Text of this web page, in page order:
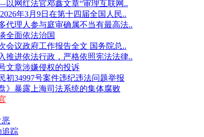
网红法官邓鑫文章“审理互联网..
年3月9日在第十四届全国人民..
代理人参与庭审确属不当有最高法..
全面依法治国
会议政府工作报告全文 国务院总..
推进依法行政，严格依照宪法法律..
文章涉嫌侵权的投诉
初34997号案件违纪违法问题举报
》暴露上海司法系统的集体腐败
恶
追踪